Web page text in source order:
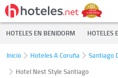
HOTELES EN BENIDORM HOTELES
Inicio Hoteles A Coruña
Santiago
Hotel Nest Style Santiago